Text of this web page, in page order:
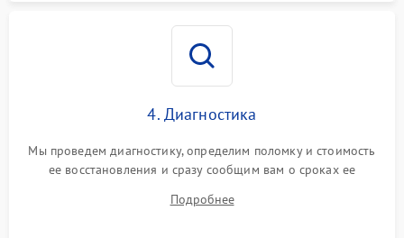
4. Диагностика
Мы проведем диагностику, определим поломку и стоимость
ее восстановления и сразу сообщим вам о сроках ее
Подробнее